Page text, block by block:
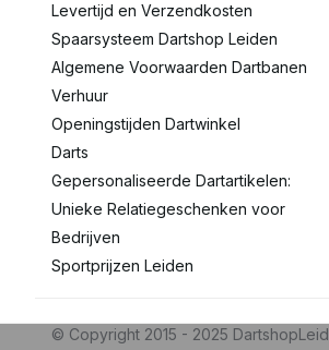
Levertijd en Verzendkosten
Spaarsysteem Dartshop Leiden
Algemene Voorwaarden Dartbanen
Verhuur
Openingstijden Dartwinkel
Darts
Gepersonaliseerde Dartartikelen:
Unieke Relatiegeschenken voor
Bedrijven
Sportprijzen Leiden